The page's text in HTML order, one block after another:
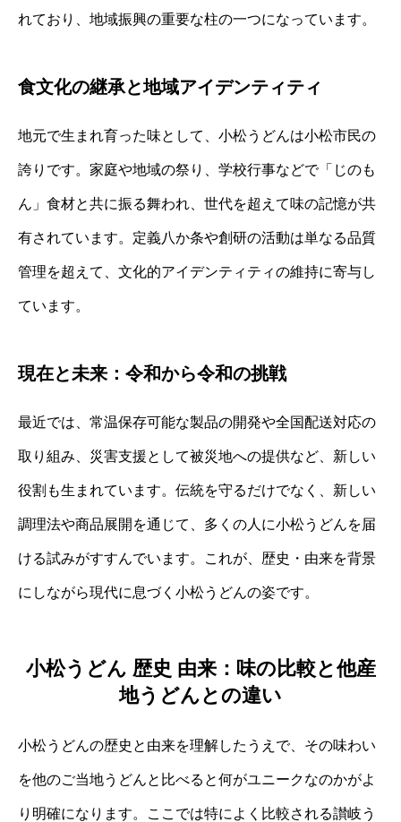
れており、地域振興の重要な柱の一つになっています。
食文化の継承と地域アイデンティティ
地元で生まれ育った味として、小松うどんは小松市民の
誇りです。家庭や地域の祭り、学校行事などで「じのも
ん」食材と共に振る舞われ、世代を超えて味の記憶が共
有されています。定義八か条や創研の活動は単なる品質
管理を超えて、文化的アイデンティティの維持に寄与し
ています。
現在と未来：令和から令和の挑戦
最近では、常温保存可能な製品の開発や全国配送対応の
取り組み、災害支援として被災地への提供など、新しい
役割も生まれています。伝統を守るだけでなく、新しい
調理法や商品展開を通じて、多くの人に小松うどんを届
ける試みがすすんでいます。これが、歴史・由来を背景
にしながら現代に息づく小松うどんの姿です。
小松うどん 歴史 由来：味の比較と他産
地うどんとの違い
小松うどんの歴史と由来を理解したうえで、その味わい
を他のご当地うどんと比べると何がユニークなのかがよ
り明確になります。ここでは特によく比較される讃岐う